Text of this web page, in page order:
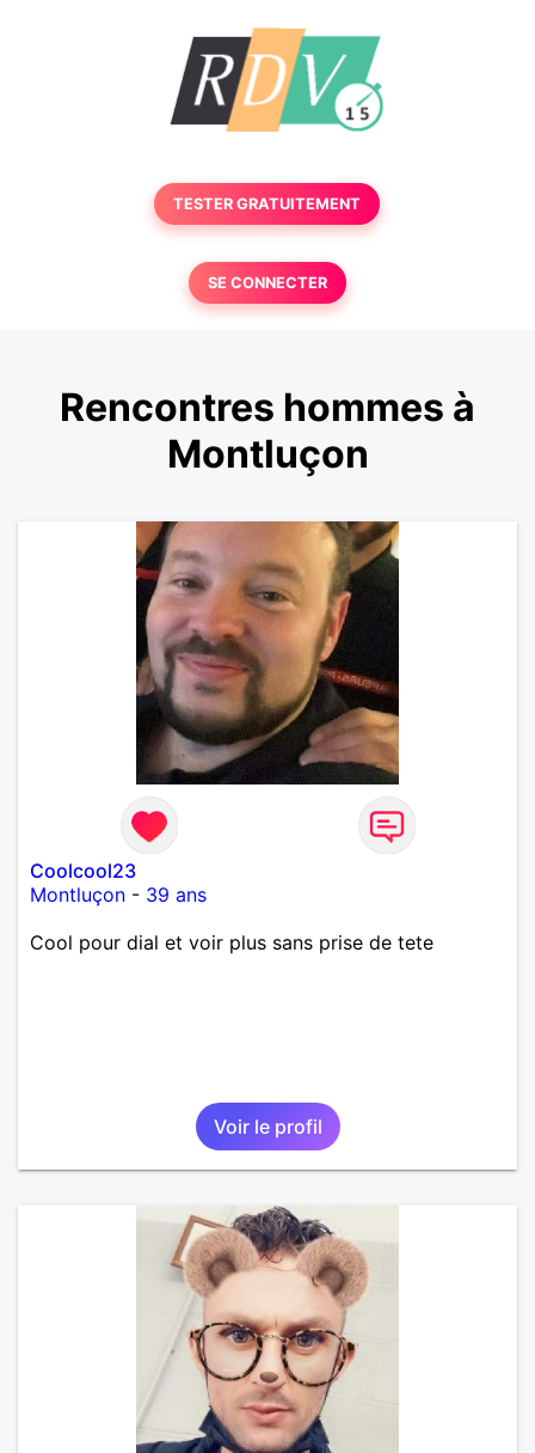
TESTER GRATUITEMENT
SE CONNECTER
Rencontres hommes à
Montluçon
Coolcool23
Montluçon - 39 ans
Cool pour dial et voir plus sans prise de tete
Voir le profil